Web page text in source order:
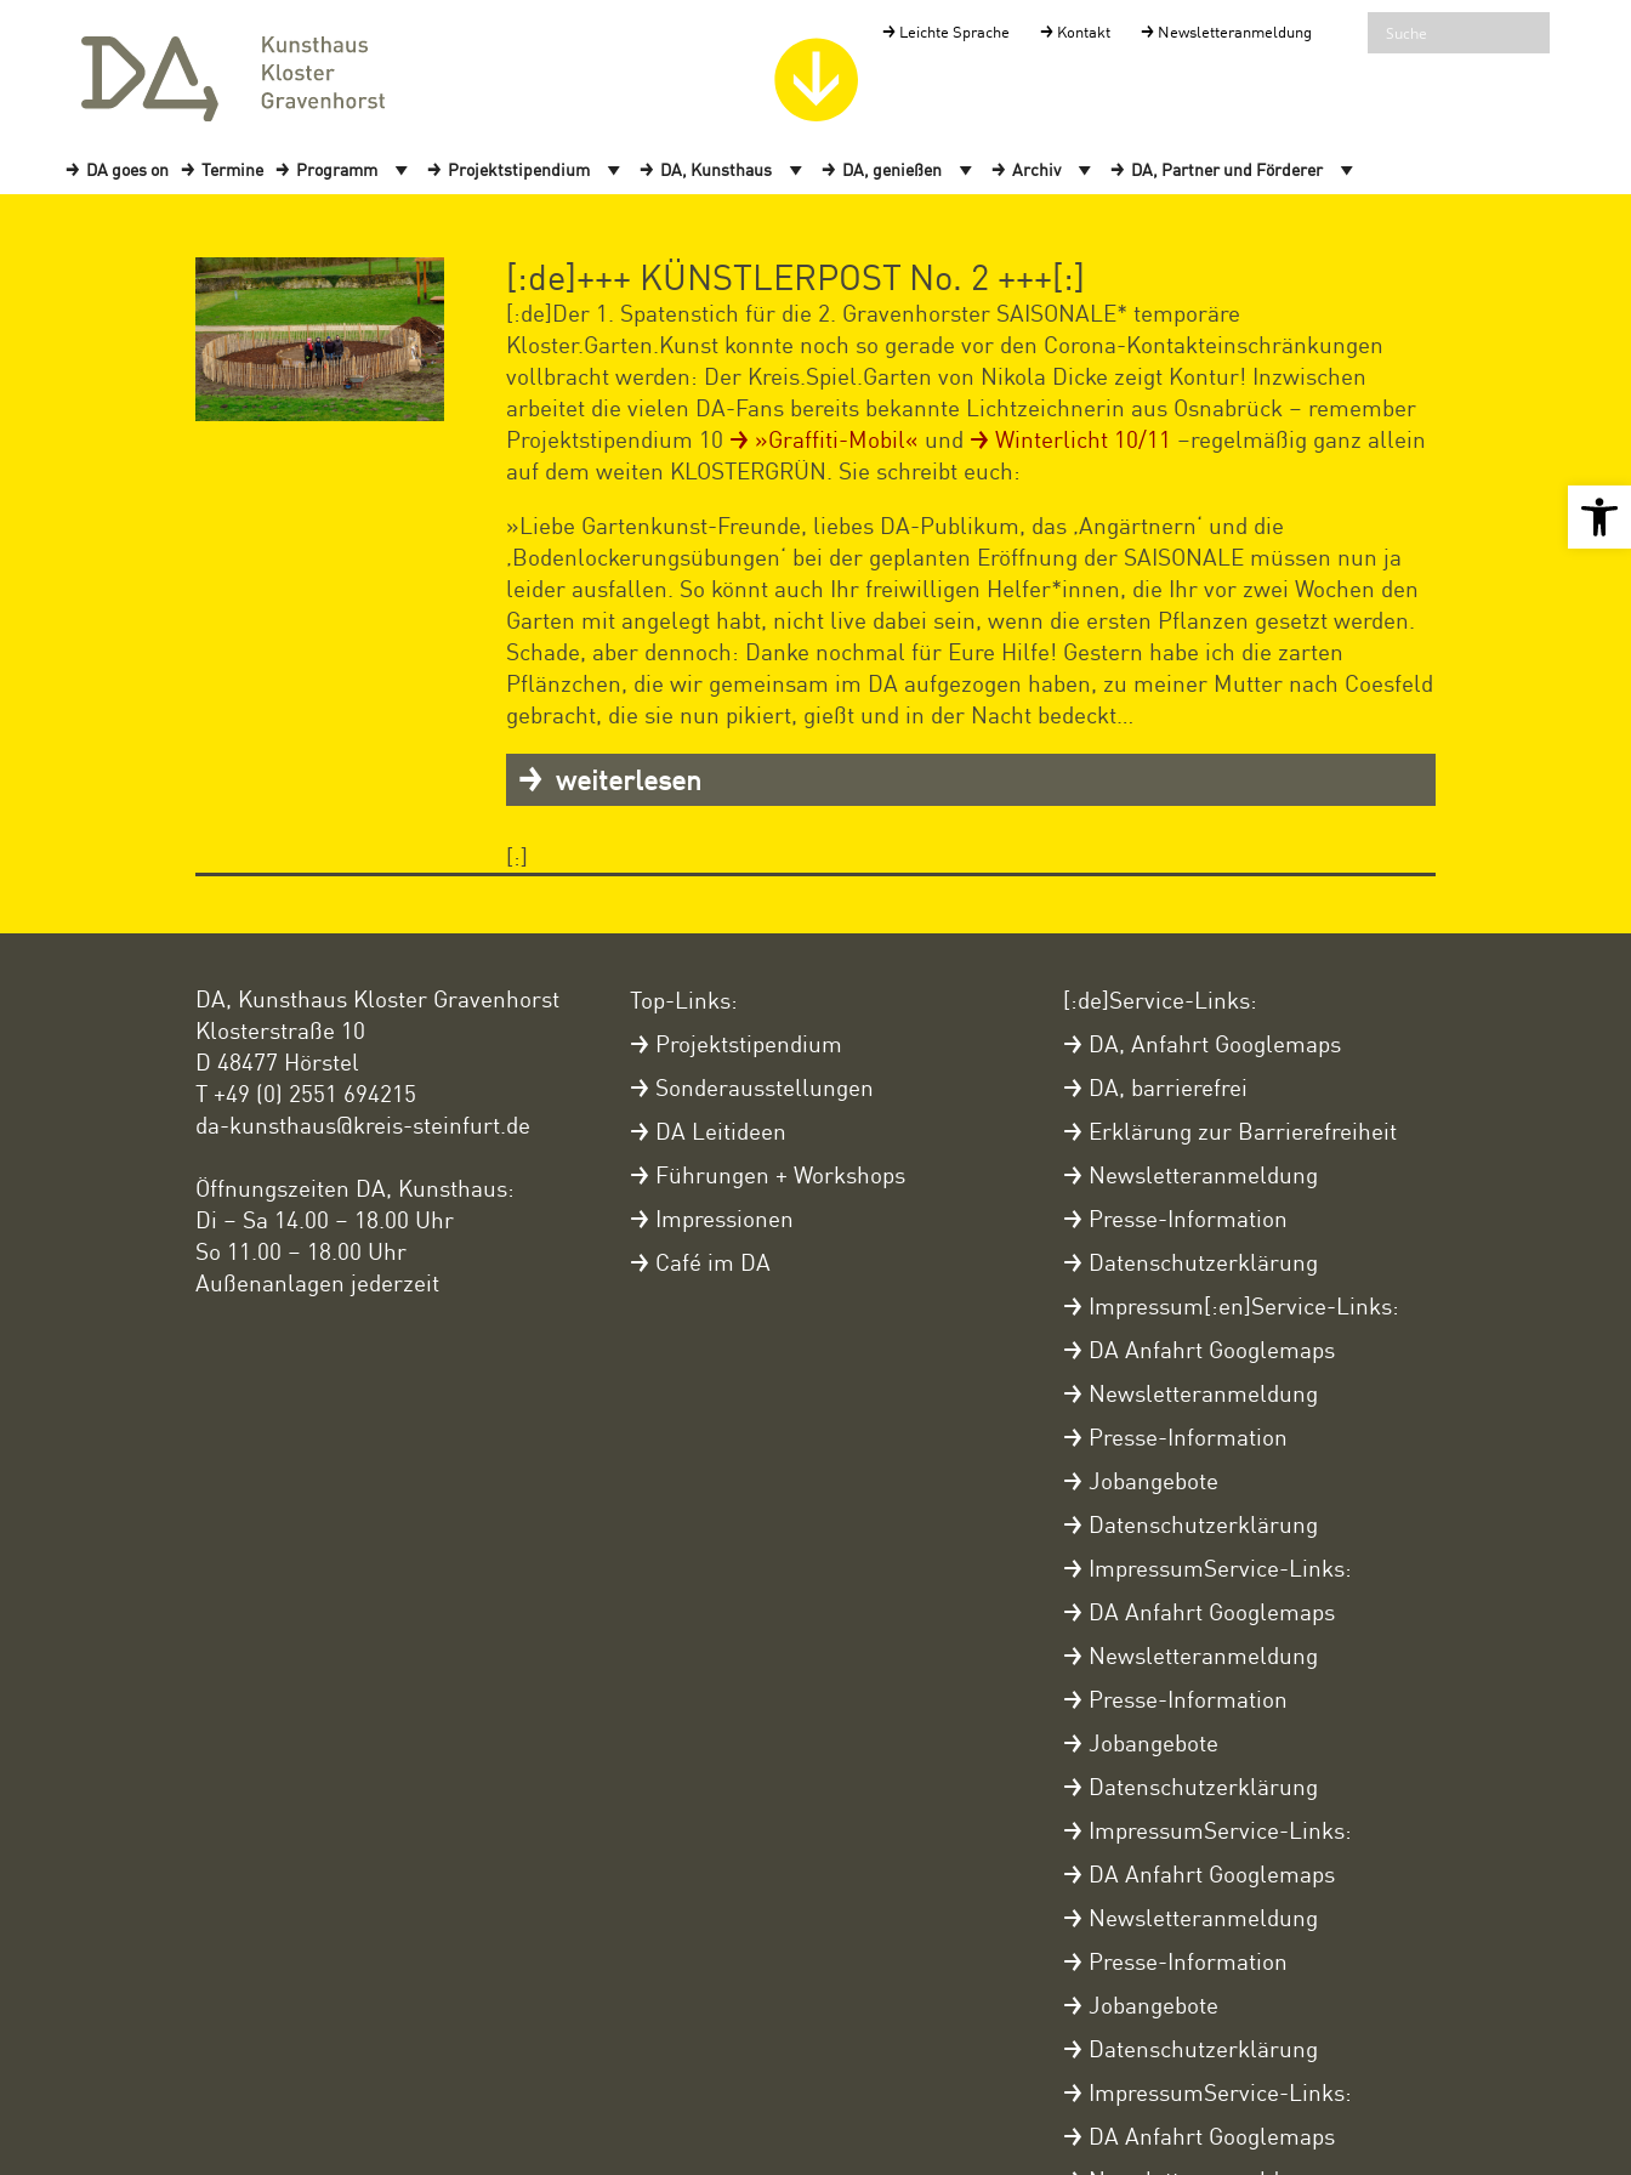
Leichte Sprache Kontakt Newsletteranmeldung
DA goes on Termine Programm Projektstipendium DA, Kunsthaus DA, genießen Archiv DA, Partner und Förderer
[:de]+++ KÜNSTLERPOST No. 2 +++[:]
[:de]Der 1. Spatenstich für die 2. Gravenhorster SAISONALE* temporäre
Kloster.Garten.Kunst konnte noch so gerade vor den Corona-Kontakteinschränkungen
vollbracht werden: Der Kreis.Spiel.Garten von Nikola Dicke zeigt Kontur! Inzwischen
arbeitet die vielen DA-Fans bereits bekannte Lichtzeichnerin aus Osnabrück – remember
Projektstipendium 10
»Graffiti-Mobil« und Winterlicht 10/11 –regelmäßig ganz allein
auf dem weiten KLOSTERGRÜN. Sie schreibt euch:
»Liebe Gartenkunst-Freunde, liebes DA-Publikum, das ‚Angärtnern‘ und die
‚Bodenlockerungsübungen‘ bei der geplanten Eröffnung der SAISONALE müssen nun ja
leider ausfallen. So könnt auch Ihr freiwilligen Helfer*innen, die Ihr vor zwei Wochen den
Garten mit angelegt habt, nicht live dabei sein, wenn die ersten Pflanzen gesetzt werden.
Schade, aber dennoch: Danke nochmal für Eure Hilfe! Gestern habe ich die zarten
Pflänzchen, die wir gemeinsam im DA aufgezogen haben, zu meiner Mutter nach Coesfeld
gebracht, die sie nun pikiert, gießt und in der Nacht bedeckt…
weiterlesen
[:]
DA, Kunsthaus Kloster Gravenhorst
Klosterstraße 10
D 48477 Hörstel
T +49 (0) 2551 694215
da-kunsthaus@kreis-steinfurt.de
Öffnungszeiten DA, Kunsthaus:
Di – Sa 14.00 – 18.00 Uhr
So 11.00 – 18.00 Uhr
Außenanlagen jederzeit
Top-Links:
Projektstipendium
Sonderausstellungen
DA Leitideen
Führungen + Workshops
Impressionen
Café im DA
[:de]Service-Links:
DA, Anfahrt Googlemaps
DA, barrierefrei
Erklärung zur Barrierefreiheit
Newsletteranmeldung
Presse-Information
Datenschutzerklärung
Impressum[:en]Service-Links:
DA Anfahrt Googlemaps
Newsletteranmeldung
Presse-Information
Jobangebote
Datenschutzerklärung
ImpressumService-Links:
DA Anfahrt Googlemaps
Newsletteranmeldung
Presse-Information
Jobangebote
Datenschutzerklärung
ImpressumService-Links:
DA Anfahrt Googlemaps
Newsletteranmeldung
Presse-Information
Jobangebote
Datenschutzerklärung
ImpressumService-Links:
DA Anfahrt Googlemaps